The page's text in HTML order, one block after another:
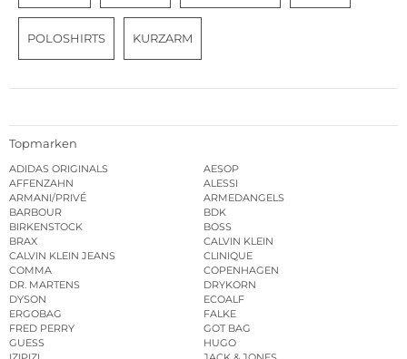
POLOSHIRTS KURZARM
Topmarken
ADIDAS ORIGINALS
AESOP
AFFENZAHN
ALESSI
ARMANI/PRIVÉ
ARMEDANGELS
BARBOUR
BDK
BIRKENSTOCK
BOSS
BRAX
CALVIN KLEIN
CALVIN KLEIN JEANS
CLINIQUE
COMMA
COPENHAGEN
DR. MARTENS
DRYKORN
DYSON
ECOALF
ERGOBAG
FALKE
FRED PERRY
GOT BAG
GUESS
HUGO